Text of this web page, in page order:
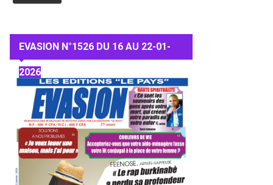
EVASION N°1526 DU 16 AU 22-01-
2026